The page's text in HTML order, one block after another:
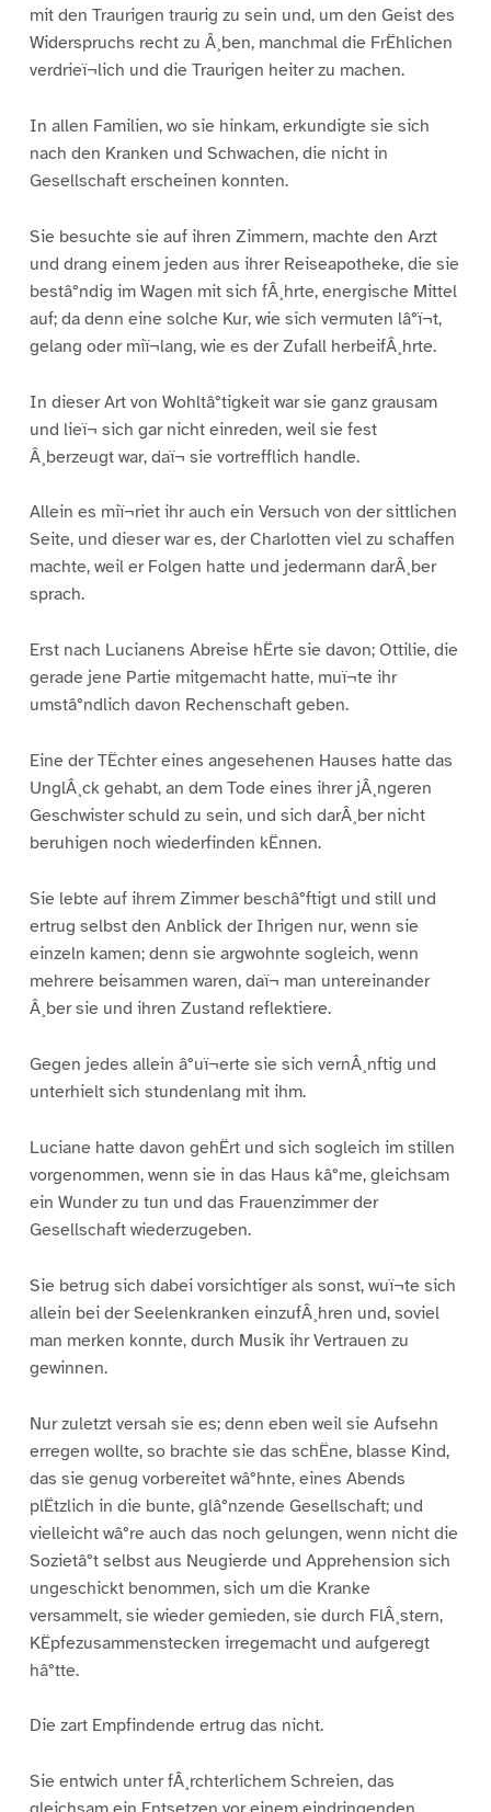
mit den Traurigen traurig zu sein und, um den Geist des
Widerspruchs recht zu Â¸ben, manchmal die FrËhlichen
verdrieï¬lich und die Traurigen heiter zu machen.
In allen Familien, wo sie hinkam, erkundigte sie sich
nach den Kranken und Schwachen, die nicht in
Gesellschaft erscheinen konnten.
Sie besuchte sie auf ihren Zimmern, machte den Arzt
und drang einem jeden aus ihrer Reiseapotheke, die sie
bestâ°ndig im Wagen mit sich fÂ¸hrte, energische Mittel
auf; da denn eine solche Kur, wie sich vermuten lâ°ï¬t,
gelang oder miï¬lang, wie es der Zufall herbeifÂ¸hrte.
In dieser Art von Wohltâ°tigkeit war sie ganz grausam
und lieï¬ sich gar nicht einreden, weil sie fest
Â¸berzeugt war, daï¬ sie vortrefflich handle.
Allein es miï¬riet ihr auch ein Versuch von der sittlichen
Seite, und dieser war es, der Charlotten viel zu schaffen
machte, weil er Folgen hatte und jedermann darÂ¸ber
sprach.
Erst nach Lucianens Abreise hËrte sie davon; Ottilie, die
gerade jene Partie mitgemacht hatte, muï¬te ihr
umstâ°ndlich davon Rechenschaft geben.
Eine der TËchter eines angesehenen Hauses hatte das
UnglÂ¸ck gehabt, an dem Tode eines ihrer jÂ¸ngeren
Geschwister schuld zu sein, und sich darÂ¸ber nicht
beruhigen noch wiederfinden kËnnen.
Sie lebte auf ihrem Zimmer beschâ°ftigt und still und
ertrug selbst den Anblick der Ihrigen nur, wenn sie
einzeln kamen; denn sie argwohnte sogleich, wenn
mehrere beisammen waren, daï¬ man untereinander
Â¸ber sie und ihren Zustand reflektiere.
Gegen jedes allein â°uï¬erte sie sich vernÂ¸nftig und
unterhielt sich stundenlang mit ihm.
Luciane hatte davon gehËrt und sich sogleich im stillen
vorgenommen, wenn sie in das Haus kâ°me, gleichsam
ein Wunder zu tun und das Frauenzimmer der
Gesellschaft wiederzugeben.
Sie betrug sich dabei vorsichtiger als sonst, wuï¬te sich
allein bei der Seelenkranken einzufÂ¸hren und, soviel
man merken konnte, durch Musik ihr Vertrauen zu
gewinnen.
Nur zuletzt versah sie es; denn eben weil sie Aufsehn
erregen wollte, so brachte sie das schËne, blasse Kind,
das sie genug vorbereitet wâ°hnte, eines Abends
plËtzlich in die bunte, glâ°nzende Gesellschaft; und
vielleicht wâ°re auch das noch gelungen, wenn nicht die
Sozietâ°t selbst aus Neugierde und Apprehension sich
ungeschickt benommen, sich um die Kranke
versammelt, sie wieder gemieden, sie durch FlÂ¸stern,
KËpfezusammenstecken irregemacht und aufgeregt
hâ°tte.
Die zart Empfindende ertrug das nicht.
Sie entwich unter fÂ¸rchterlichem Schreien, das